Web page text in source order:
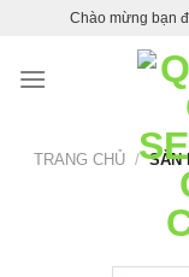
content
Chào mừng bạn
TRANG CHỦ / SẢN